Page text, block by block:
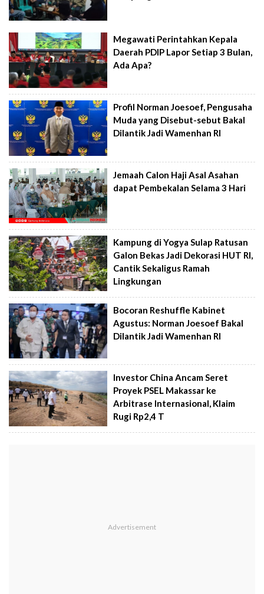
Megawati Perintahkan Kepala
Daerah PDIP Lapor Setiap 3 Bulan,
Ada Apa?
Profil Norman Joesoef, Pengusaha
Muda yang Disebut-sebut Bakal
Dilantik Jadi Wamenhan RI
Jemaah Calon Haji Asal Asahan
dapat Pembekalan Selama 3 Hari
Kampung di Yogya Sulap Ratusan
Galon Bekas Jadi Dekorasi HUT RI,
Cantik Sekaligus Ramah
Lingkungan
Bocoran Reshuffle Kabinet
Agustus: Norman Joesoef Bakal
Dilantik Jadi Wamenhan RI
Investor China Ancam Seret
Proyek PSEL Makassar ke
Arbitrase Internasional, Klaim
Rugi Rp2,4 T